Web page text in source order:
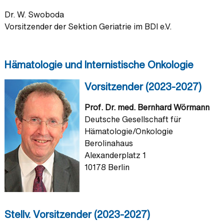
Dr. W. Swoboda
Vorsitzender der Sektion Geriatrie im BDI e.V.
Hämatologie und Internistische Onkologie
Vorsitzender (2023-2027)
Prof. Dr. med. Bernhard Wörmann
Deutsche Gesellschaft für
Hämatologie/Onkologie
Berolinahaus
Alexanderplatz 1
10178 Berlin
Stellv. Vorsitzender (2023-2027)